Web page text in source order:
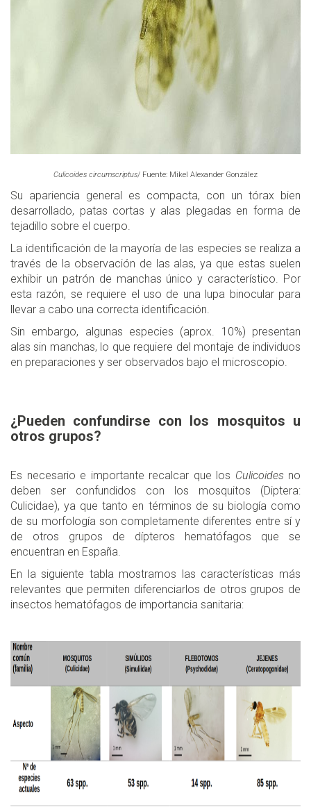
Culicoides circumscriptus/ Fuente: Mikel Alexander González
Su apariencia general es compacta, con un tórax bien
desarrollado, patas cortas y alas plegadas en forma de
tejadillo sobre el cuerpo.
La identificación de la mayoría de las especies se realiza a
través de la observación de las alas, ya que estas suelen
exhibir un patrón de manchas único y característico. Por
esta razón, se requiere el uso de una lupa binocular para
llevar a cabo una correcta identificación.
Sin embargo, algunas especies (aprox. 10%) presentan
alas sin manchas, lo que requiere del montaje de individuos
en preparaciones y ser observados bajo el microscopio.
¿Pueden confundirse con los mosquitos u
otros grupos?
Es necesario e importante recalcar que los Culicoides no
deben ser confundidos con los mosquitos (Diptera:
Culicidae), ya que tanto en términos de su biología como
de su morfología son completamente diferentes entre sí y
de otros grupos de dípteros hematófagos que se
encuentran en España.
En la siguiente tabla mostramos las características más
relevantes que permiten diferenciarlos de otros grupos de
insectos hematófagos de importancia sanitaria: